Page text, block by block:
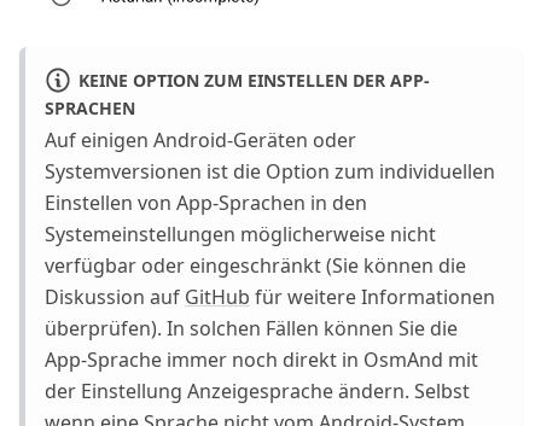
KEINE OPTION ZUM EINSTELLEN DER APP-
SPRACHEN
Auf einigen Android-Geräten oder
Systemversionen ist die Option zum individuellen
Einstellen von App-Sprachen in den
Systemeinstellungen möglicherweise nicht
verfügbar oder eingeschränkt (Sie können die
Diskussion auf GitHub für weitere Informationen
überprüfen). In solchen Fällen können Sie die
App-Sprache immer noch direkt in OsmAnd mit
der Einstellung Anzeigesprache ändern. Selbst